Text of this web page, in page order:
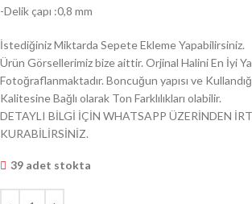
-Delik çapı :0,8 mm
İstediğiniz Miktarda Sepete Ekleme Yapabilirsiniz.
Ürün Görsellerimiz bize aittir. Orjinal Halini En İyi
Fotoğraflanmaktadır. Boncuğun yapısı ve
Kalitesine Bağlı olarak Ton Farklılıkları olabilir.
DETAYLI BİLGİ İÇİN WHATSAPP ÜZERİNDEN
KURABİLİRSİNİZ.
39 adet stokta